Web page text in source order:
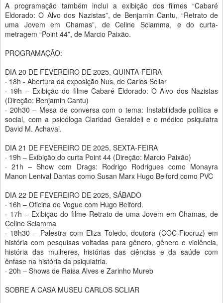
A programação também inclui a exibição dos filmes “Cabaré
Eldorado: O Alvo dos Nazistas”, de Benjamin Cantu, “Retrato de
uma Jovem em Chamas”, de Celine Sciamma, e do curta-
metragem “Point 44”, de Marcio Paixão.
PROGRAMAÇÃO:
DIA 20 DE FEVEREIRO DE 2025, QUINTA-FEIRA
· 18h - Abertura da exposição Nus, de Carlos Scliar
· 19h – Exibição do filme Cabaré Eldorado: O Alvo dos Nazistas
(Direção: Benjamin Cantu)
· 20h30 – Mesa de conversa com o tema: Instabilidade política e
social, com a psicóloga Claridad Geraldeli e o médico psiquiatra
David M. Achaval.
DIA 21 DE FEVEREIRO DE 2025, SEXTA-FEIRA
· 19h – Exibição do curta Point 44 (Direção: Marcio Paixão)
· 21h – Show com Drags: Rodrigo Rodrigues como Monayra
Manon Lenival Dantas como Susan Marx Hugo Belford como PVC
DIA 22 DE FEVEREIRO DE 2025, SÁBADO
· 16h – Oficina de Vogue com Hugo Belford.
· 17h – Exibição do filme Retrato de uma Jovem em Chamas, de
Celine Sciamma
· 18h30 – Palestra com Eliza Toledo, doutora (COC-Fiocruz) em
história com pesquisas voltadas para gênero, gênero e violência,
história das mulheres, histórias das ciências e da saúde com
ênfase na história da psiquiatria.
· 20h – Shows de Raisa Alves e Zarinho Mureb
SOBRE A CASA MUSEU CARLOS SCLIAR